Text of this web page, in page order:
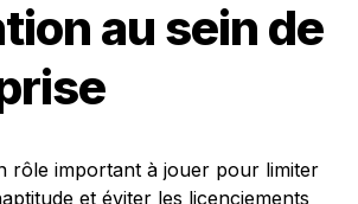
au sein de
rôle important à jouer pour limiter
et éviter les licenciements